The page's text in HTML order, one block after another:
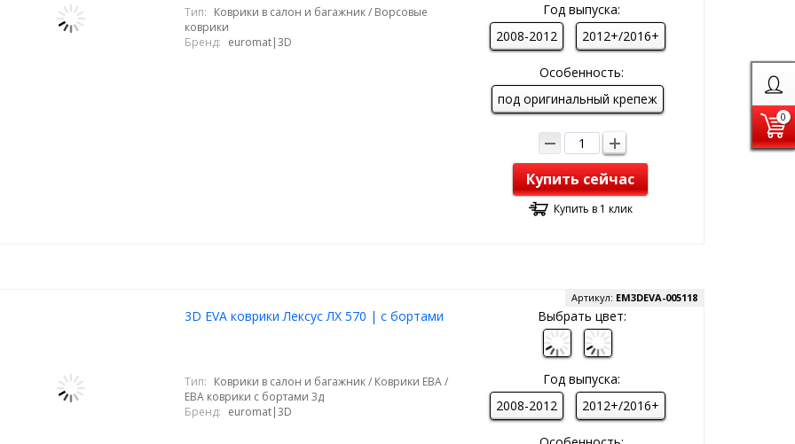
0
Тип: Коврики в салон и багажник / Ворсовые
коврики
Бренд: euromat|3D
Год выпуска:
2008-2012
2012+/2016+
Особенность:
под оригинальный крепеж
Купить сейчас
Купить в 1 клик
3D EVA коврики Лексус ЛХ 570 | с бортами
Артикул: EM3DEVA-005118
Тип: Коврики в салон и багажник / Коврики ЕВА /
ЕВА коврики с бортами 3д
Бренд: euromat|3D
Выбрать цвет:
Год выпуска:
2008-2012
2012+/2016+